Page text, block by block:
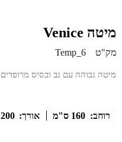
מיטה Venice
מק"ט Temp_6
מיטה גבוהה עם גב ובסיס מרופדים
רוחב: 160 ס"מ אורך: 200 ס"מ